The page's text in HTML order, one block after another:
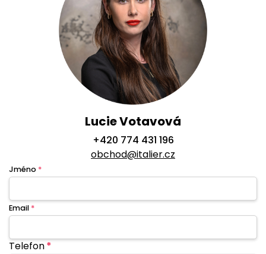
Lucie Votavová
+420 774 431 196
obchod@italier.cz
Jméno *
Email *
Telefon*